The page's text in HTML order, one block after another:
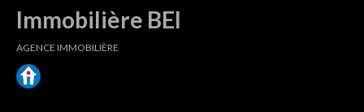
Immobilière BEI
AGENCE IMMOBILIÈRE